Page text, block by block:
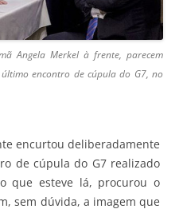
Angela Merkel à frente, parecem
encontro de cúpula do G7, no
encurtou deliberadamente
de cúpula do G7 realizado
que esteve lá, procurou o
sem dúvida, a imagem que